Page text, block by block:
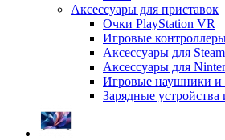
Аксессуары для приставок
Очки PlayStation VR
Игровые
Аксессуары для
Аксессуары для
Игровые наушники и
Зарядные устройства